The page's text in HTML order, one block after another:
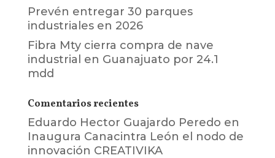
Prevén entregar 30 parques
industriales en 2026
Fibra Mty cierra compra de nave
industrial en Guanajuato por 24.1
mdd
Comentarios recientes
Eduardo Hector Guajardo Peredo en
Inaugura Canacintra León el nodo de
innovación CREATIVIKA